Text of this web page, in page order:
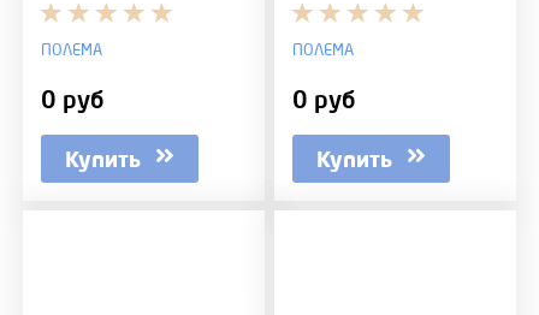
ПОЛЕМА
0 руб
Купить
ПОЛЕМА
0 руб
Купить